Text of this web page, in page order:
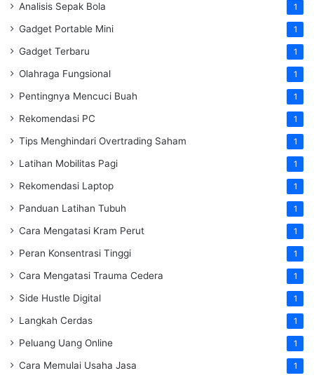
Analisis Sepak Bola 1
Gadget Portable Mini 1
Gadget Terbaru 1
Olahraga Fungsional 1
Pentingnya Mencuci Buah 1
Rekomendasi PC 1
Tips Menghindari Overtrading Saham 1
Latihan Mobilitas Pagi 1
Rekomendasi Laptop 1
Panduan Latihan Tubuh 1
Cara Mengatasi Kram Perut 1
Peran Konsentrasi Tinggi 1
Cara Mengatasi Trauma Cedera 1
Side Hustle Digital 1
Langkah Cerdas 1
Peluang Uang Online 1
Cara Memulai Usaha Jasa 1